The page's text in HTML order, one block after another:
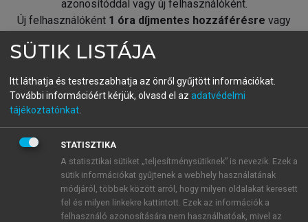
azonosítóddal vagy új felhasználóként.
Új felhasználóként 1 óra díjmentes hozzáférésre vagy
fiókoddal,vagy hozz létre új fiókot.
A regisztráció után apróbaidőszakautomatikusan
BELÉPÉS SAJÁT FIÓKKAL
ÚJ FIÓK LÉTREHOZÁSA
1 óra díjmentes hozzáférés
SÜTIK LISTÁJA
Itt láthatja és testreszabhatja az önről gyűjtött információkat.
További információért kérjük, olvasd el az adatvédelmi
tájékoztatónkat
STATISZTIKA
A statisztikai sütiket „teljesítménysütiknek” is nevezik. Ezek a
sütik információkat gyűjtenek a webhely használatának
módjáról, többek között arról, hogy milyen oldalakat keresett
fel és milyen linkekre kattintott. Ezek az információk a
felhasználó azonosítására nem használhatóak, mivel az